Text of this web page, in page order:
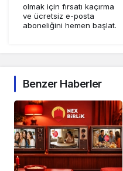
olmak için fırsatı kaçırma
ve ücretsiz e-posta
aboneliğini hemen başlat.
Benzer Haberler